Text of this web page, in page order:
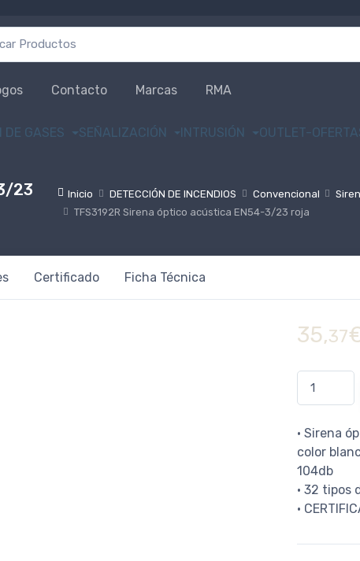
Contacto Marcas RMA
DE GASES SEÑALIZACIÓN INTRUSIÓN OUTLET-
Inicio DETECCIÓN DE INCENDIOS Convencional
TFS3192R Sirena óptico acústica EN54-3/23 roja
23
Certificado Ficha Técnica
35,37
TFS3192R
• Sirena
color
104db
• 32 tipos
•